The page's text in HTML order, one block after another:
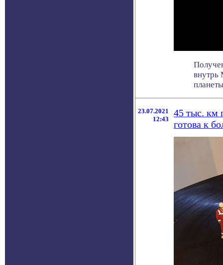
внутрь
23.07.2021
12:43
45 тыс. км
готова к